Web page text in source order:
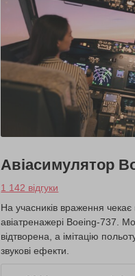
Авіасимулятор
1 142 відгуки
На учасників враження чекає
авіатренажері Boeing-737.
відтворена, а імітацію
звукові ефекти.